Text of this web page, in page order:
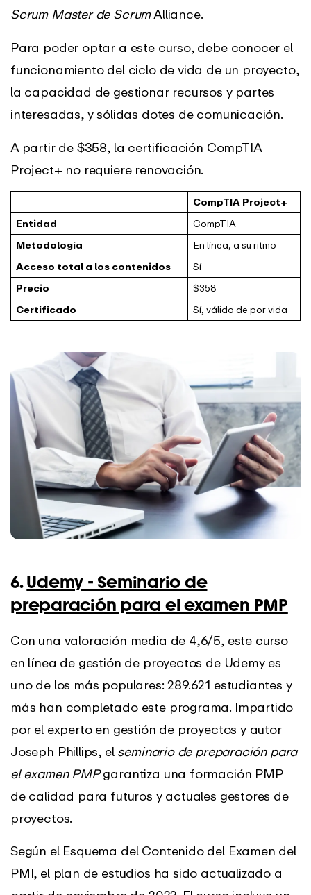
Scrum Master de ScrumAlliance.
Para poder optar a este curso, debe conocer el
funcionamiento del ciclo de vida de un proyecto,
la capacidad de gestionar recursos y partes
interesadas, y sólidas dotes de comunicación.
A partir de $358, la certificación CompTIA
Project+ no requiere renovación.
CompTIA Project+
Entidad
CompTIA
Metodología
En línea, a su ritmo
Acceso total a los contenidos
Sí
Precio
$358
Certificado
Sí, válido de por vida
6.Udemy - Seminario de
preparación para el examen PMP
Con una valoración media de 4,6/5, este curso
en línea de gestión de proyectos de Udemy es
uno de los más populares: 289.621 estudiantes y
más han completado este programa. Impartido
por el experto en gestión de proyectos y autor
Joseph Phillips, el seminario de preparación para
el examen PMPgarantiza una formación PMP
de calidad para futuros y actuales gestores de
proyectos.
Según el Esquema del Contenido del Examen del
PMI, el plan de estudios ha sido actualizado a